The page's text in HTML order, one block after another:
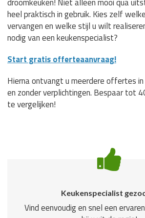
droomkeuken! Niet alleen mooi qua
heel praktisch in gebruik. Kies zelf
vervangen en welke stijl u wilt
nodig van een keukenspecialist?
Start gratis offerteaanvraag!
Hierna ontvangt u meerdere offertes
en zonder verplichtingen. Bespaar tot
te vergelijken!
Keukenspecialist
Vind eenvoudig en snel een